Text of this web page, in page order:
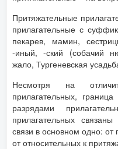
Притяжательные
прилагательные с
пекарев, мамин,
-иный, -ский (собачий
жало, Тургеневская
Несмотря на
прилагательных,
разрядами
прилагательных
связи в основном одно: от
от относительных к